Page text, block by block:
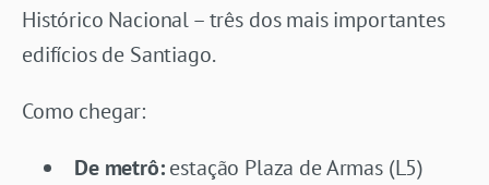
Histórico Nacional – três dos mais importantes
edifícios de Santiago.
Como chegar:
De metrô:estação Plaza de Armas (L5)